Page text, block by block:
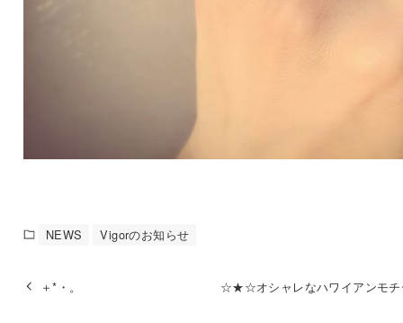
NEWS Vigorのお知らせ
＋*・。 ☆★☆オシャレなハワイアンモチ